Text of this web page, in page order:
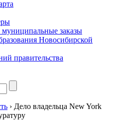
муниципальные заказы
Новосибирской
правительства
› Дело владельца New York